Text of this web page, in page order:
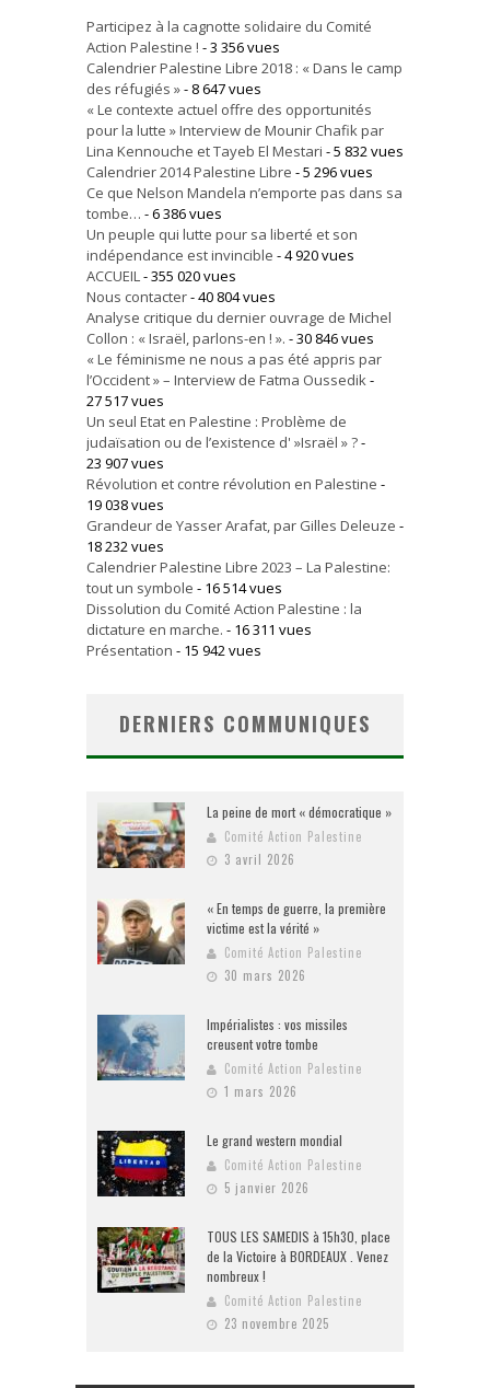
Participez à la cagnotte solidaire du Comité
Action Palestine ! - 3 356 vues
Calendrier Palestine Libre 2018 : « Dans le camp
des réfugiés »- 8 647 vues
« Le contexte actuel offre des opportunités
pour la lutte » Interview de Mounir Chafik par
Lina Kennouche et Tayeb El Mestari - 5 832 vues
Calendrier 2014 Palestine Libre - 5 296 vues
Ce que Nelson Mandela n’emporte pas dans sa
tombe… - 6 386 vues
Un peuple qui lutte pour sa liberté et son
indépendance est invincible - 4 920 vues
ACCUEIL- 355 020 vues
Nous contacter- 40 804 vues
Analyse critique du dernier ouvrage de Michel
Collon : « Israël, parlons-en ! ». - 30 846 vues
« Le féminisme ne nous a pas été appris par
l’Occident » – Interview de Fatma Oussedik-
27 517 vues
Un seul Etat en Palestine : Problème de
judaïsation ou de l’existence d' »Israël » ?-
23 907 vues
Révolution et contre révolution en Palestine -
19 038 vues
Grandeur de Yasser Arafat, par Gilles Deleuze -
18 232 vues
Calendrier Palestine Libre 2023 – La Palestine:
tout un symbole - 16 514 vues
Dissolution du Comité Action Palestine : la
dictature en marche. - 16 311 vues
Présentation - 15 942 vues
DERNIERS COMMUNIQUES
La peine de mort « démocratique »
Comité Action Palestine
3 avril 2026
« En temps de guerre, la première
victime est la vérité »
Comité Action Palestine
30 mars 2026
Impérialistes : vos missiles
creusent votre tombe
Comité Action Palestine
1 mars 2026
Le grand western mondial
Comité Action Palestine
5 janvier 2026
TOUS LES SAMEDIS à 15h30, place
de la Victoire à BORDEAUX . Venez
nombreux !
Comité Action Palestine
23 novembre 2025